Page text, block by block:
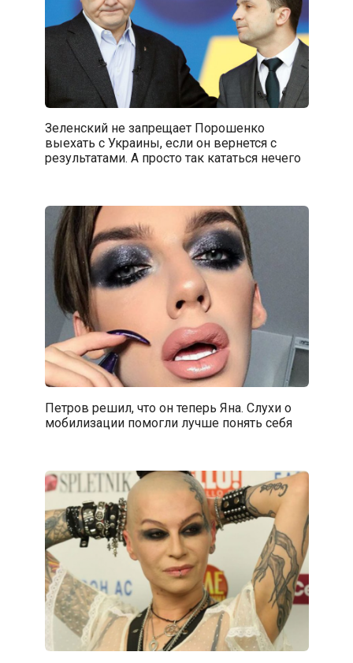
Зеленский не запрещает Порошенко
выехать с Украины, если он вернется с
результатами. А просто так кататься нечего
Петров решил, что он теперь Яна. Слухи о
мобилизации помогли лучше понять себя